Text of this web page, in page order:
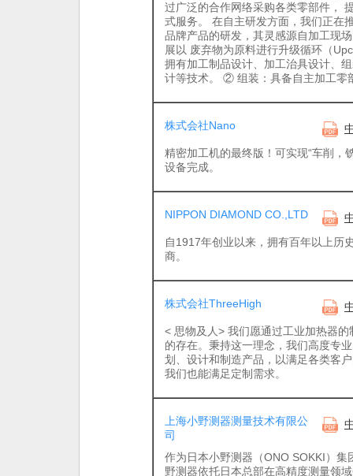
过广泛的合作网络采购各类零部件，
式服务。 在自主研发方面，我们正在
品牌产品的研发，其灵感源自加工现
展以 废弃物为原料进行升级循环（
拥有加工制品设计、加工治具设计、
计等技术。 ② 组装：具备自主加工零
株式会社Nano
精密加工机的最终版！可实现“车削，
设备完成。
NIPPON DIAMOND CO.,LTD
自1917年创业以来，拥有百年以上历
商。
株式会社ThreeHigh
< 思物及人> 我们愿通过工业加热器
的存在。秉持这一理念，我们高度专
划、设计和制造产品，以满足各类客
我们也能满足定制需求。
上海小野测器测量技术有限公
司
作为日本小野测器（ONO SOKKI）
野测器依托日本总部在高精度测量领